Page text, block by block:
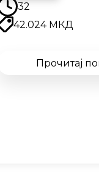
32
42.024МКД
Прочитај